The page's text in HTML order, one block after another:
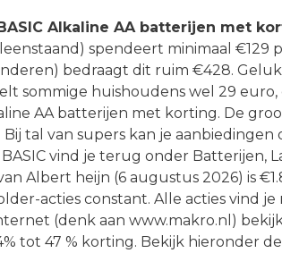
Alkaline AA batterijen met
spendeert minimaal €129
bedraagt dit ruim €428.
sommige huishoudens wel 29 euro,
AA batterijen met korting. De
tal van supers kan je aanbiedingen
vind je terug onder Batterijen,
Albert heijn (6 augustus 2026) is
acties constant. Alle acties vind
(denk aan www.makro.nl)
tot 47 % korting. Bekijk hieronder